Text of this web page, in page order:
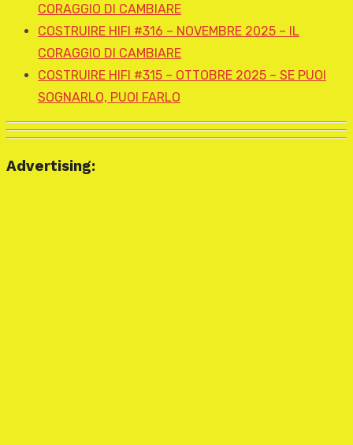
CORAGGIO DI CAMBIARE
COSTRUIRE HIFI #316 – NOVEMBRE 2025 – IL
CORAGGIO DI CAMBIARE
COSTRUIRE HIFI #315 – OTTOBRE 2025 – SE PUOI
SOGNARLO, PUOI FARLO
Advertising: